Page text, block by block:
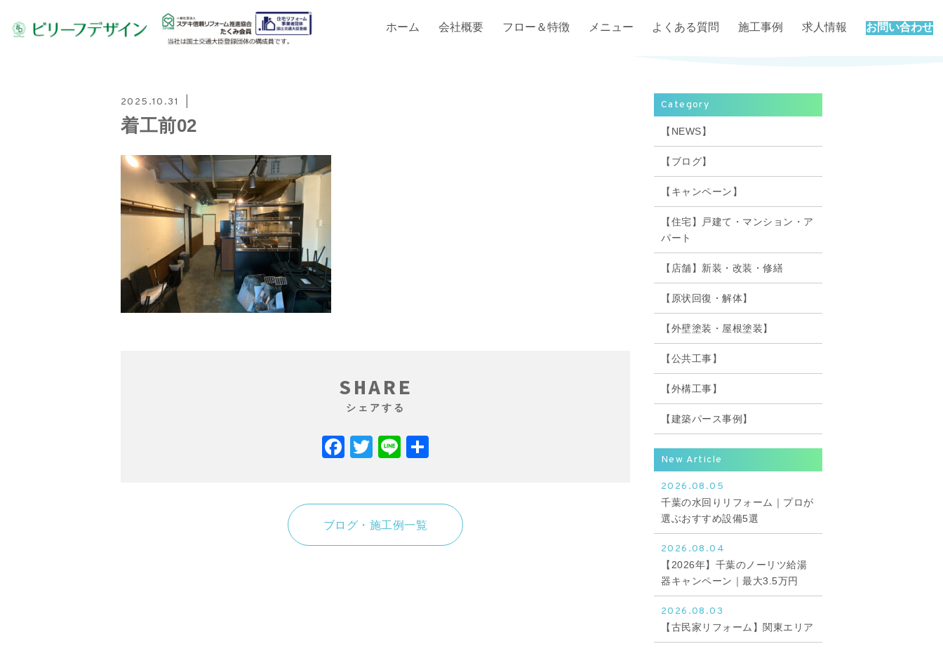
ホーム 会社概要 フロー＆特徴 メニュー よくある質問 施工事例 求人情報 お問い合わせ
2025.10.31
着工前02
SHARE
シェアする
Facebook
Twitter
Line
ブログ・施工例一覧
Category
【NEWS】
【ブログ】
【キャンペーン】
【住宅】戸建て・マンション・ア
パート
【店舗】新装・改装・修繕
【原状回復・解体】
【外壁塗装・屋根塗装】
【公共工事】
【外構工事】
【建築パース事例】
New Article
2026.08.05
千葉の水回りリフォーム｜プロが
選ぶおすすめ設備5選
2026.08.04
【2026年】千葉のノーリツ給湯
器キャンペーン｜最大3.5万円
2026.08.03
【古民家リフォーム】関東エリア